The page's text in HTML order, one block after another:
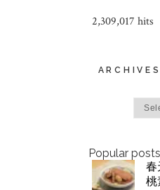
2,309,017 hits
ARCHIVES
Popular posts
春
桃